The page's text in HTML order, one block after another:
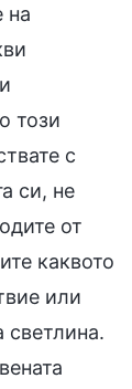
на
този
с
си, не
от
каквото
или
светлина.